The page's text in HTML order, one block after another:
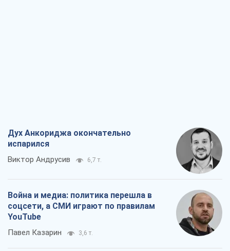
Дух Анкориджа окончательно
испарился
Виктор Андрусив 6,7 т.
Война и медиа: политика перешла в
соцсети, а СМИ играют по правилам
YouTube
Павел Казарин 3,6 т.